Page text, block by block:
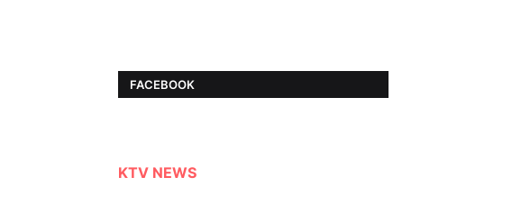
FACEBOOK
KTV NEWS